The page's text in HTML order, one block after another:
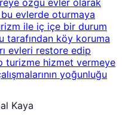
özgü evler olarak
evlerde oturmaya
ile iç içe bir durum
tarafından köy koruma
evleri restore edip
turizme hizmet vermeye
yoğunluğu